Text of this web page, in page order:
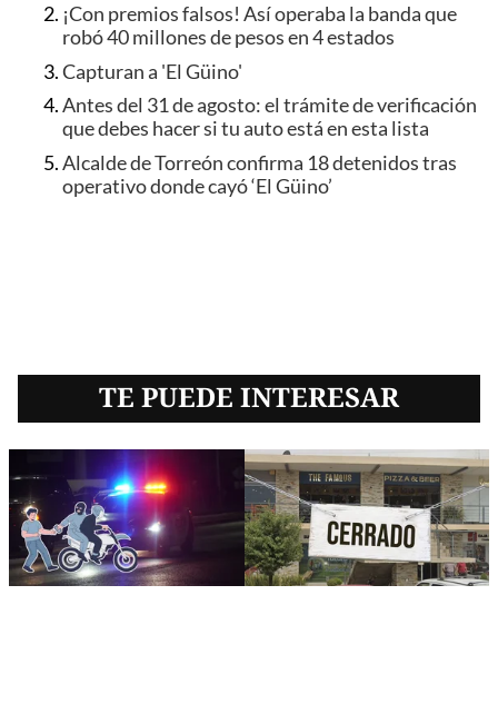
¡Con premios falsos! Así operaba la banda que
robó 40 millones de pesos en 4 estados
Capturan a 'El Güino'
Antes del 31 de agosto: el trámite de verificación
que debes hacer si tu auto está en esta lista
Alcalde de Torreón confirma 18 detenidos tras
operativo donde cayó ‘El Güino’
TE PUEDE INTERESAR